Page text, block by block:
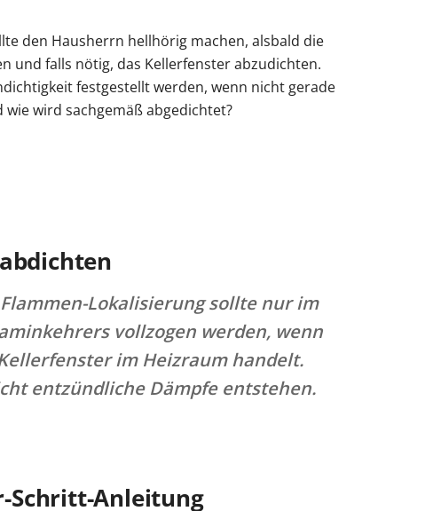
den Hausherrn hellhörig machen, alsbald die
und falls nötig, das Kellerfenster abzudichten.
festgestellt werden, wenn nicht gerade
wie wird sachgemäß abgedichtet?
Lokalisierung sollte nur im
vollzogen werden, wenn
im Heizraum handelt.
entzündliche Dämpfe entstehen.
Schritt-Anleitung